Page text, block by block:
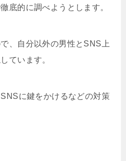
底的に調べようとします。
、自分以外の男性とSNS上
ています。
に鍵をかけるなどの対策